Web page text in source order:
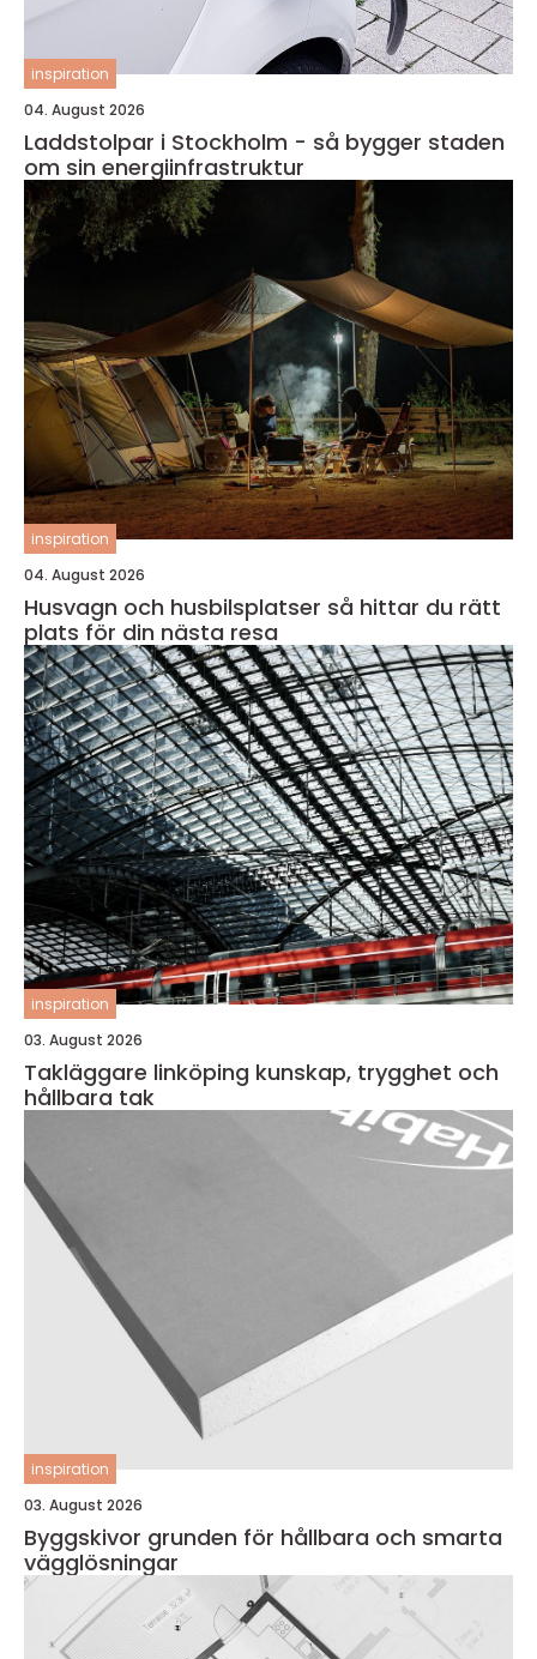
inspiration
04. August 2026
Laddstolpar i Stockholm - så bygger staden
om sin energiinfrastruktur
inspiration
04. August 2026
Husvagn och husbilsplatser så hittar du rätt
plats för din nästa resa
inspiration
03. August 2026
Takläggare linköping kunskap, trygghet och
hållbara tak
inspiration
03. August 2026
Byggskivor grunden för hållbara och smarta
vägglösningar